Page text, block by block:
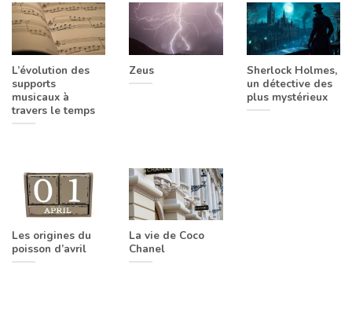
L’évolution des
supports
musicaux à
travers le temps
Zeus
Sherlock Holmes,
un détective des
plus mystérieux
Les origines du
poisson d’avril
La vie de Coco
Chanel